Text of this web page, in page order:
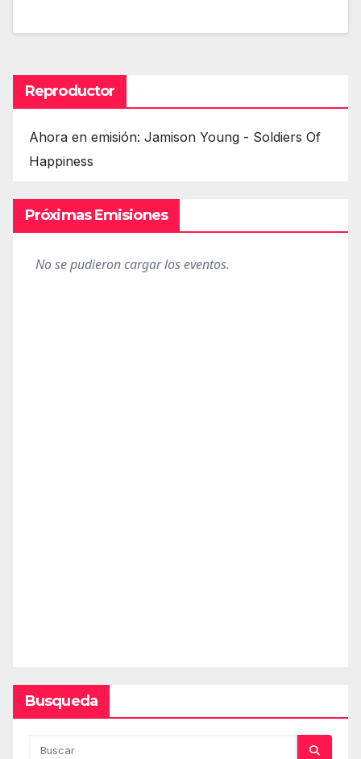
Reproductor
Ahora en emisión: Jamison Young - Soldiers Of
Happiness
Próximas Emisiones
Busqueda